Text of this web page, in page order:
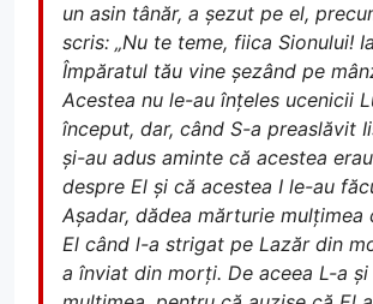
un asin tânăr, a șezut pe el,
scris: „Nu te teme, fiica Sionului!
Împăratul tău vine șezând pe
Acestea nu le-au înțeles ucenicii
început, dar, când S-a preaslăvit
și-au adus aminte că acestea
despre El și că acestea I le-au
Așadar, dădea mărturie mulțimea
El când l-a strigat pe Lazăr din
a înviat din morți. De aceea L-a